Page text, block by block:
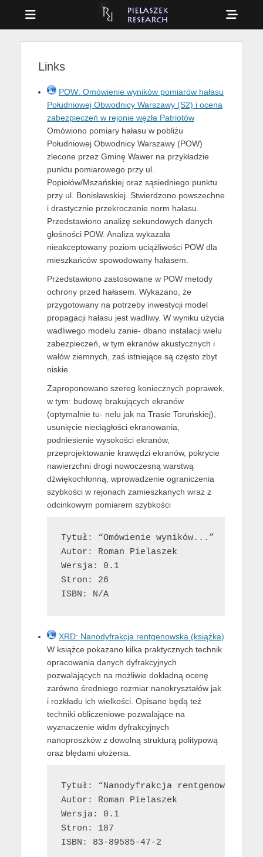
PIELASZEK
Links
POW: Omówienie wyników pomiarów hałasu
Południowej Obwodnicy Warszawy (S2) i ocena
zabezpieczeń w rejonie węzła Patriotów
Omówiono pomiary hałasu w pobliżu
Południowej Obwodnicy Warszawy (POW)
zlecone przez Gminę Wawer na przykładzie
punktu pomiarowego przy ul.
Popiołów/Mszańskiej oraz sąsiedniego punktu
przy ul. Bonisławskiej. Stwierdzono powszechne
i drastycznie przekroczenie norm hałasu.
Przedstawiono analizę sekundowych danych
głośności POW. Analiza wykazała
nieakceptowany poziom uciążliwości POW dla
mieszkańców spowodowany hałasem.
Przedstawiono zastosowane w POW metody
ochrony przed hałasem. Wykazano, że
przygotowany na potrzeby inwestycji model
propagacji hałasu jest wadliwy. W wyniku użycia
wadliwego modelu zanie- dbano instalacji wielu
zabezpieczeń, w tym ekranów akustycznych i
wałów ziemnych, zaś istniejące są często zbyt
niskie.
Zaproponowano szereg koniecznych poprawek,
w tym: budowę brakujących ekranów
(optymalnie tu- nelu jak na Trasie Toruńskiej),
usunięcie nieciągłości ekranowania,
podniesienie wysokości ekranów,
przeprojektowanie krawędzi ekranów, pokrycie
nawierzchni drogi nowoczesną warstwą
dźwiękochłonną, wprowadzenie ograniczenia
szybkości w rejonach zamieszkanych wraz z
odcinkowym pomiarem szybkości
Tytuł: “Omówienie wyników...”
Autor: Roman Pielaszek
Wersja: 0.1
Stron: 26
ISBN: N/A
XRD: Nanodyfrakcja rentgenowska (książka)
W książce pokazano kilka praktycznych technik
opracowania danych dyfrakcyjnych
pozwalających na możliwie dokładną ocenę
zarówno średniego rozmiar nanokryształów jak
i rozkładu ich wielkości. Opisane będą też
techniki obliczeniowe pozwalające na
wyznaczenie widm dyfrakcyjnych
nanoproszków z dowolną strukturą politypową
oraz błędami ułożenia.
Tytuł: “Nanodyfrakcja rentgenowska”
Autor: Roman Pielaszek
Wersja: 0.1
Stron: 187
ISBN: 83-89585-47-2